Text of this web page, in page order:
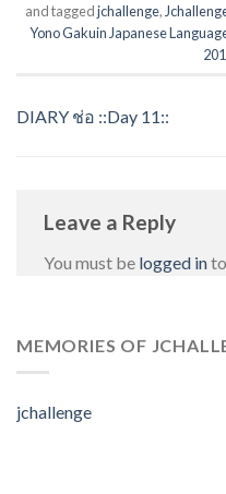
and taggedjchallenge,
Yono Gakuin Japanese
DIARY ช่อ ::Day 11::
Leave a Reply
You must be logged in
MEMORIES OF
jchallenge